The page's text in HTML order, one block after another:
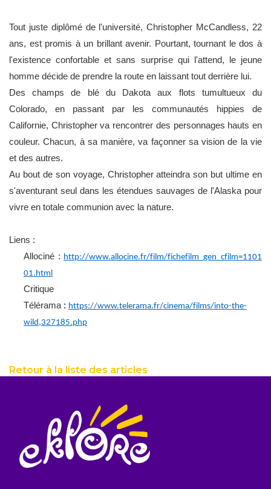
Tout juste diplômé de l'université, Christopher McCandless, 22
ans, est promis à un brillant avenir. Pourtant, tournant le dos à
l'existence confortable et sans surprise qui l'attend, le jeune
homme décide de prendre la route en laissant tout derrière lui.
Des champs de blé du Dakota aux flots tumultueux du
Colorado, en passant par les communautés hippies de
Californie, Christopher va rencontrer des personnages hauts en
couleur. Chacun, à sa manière, va façonner sa vision de la vie
et des autres.
Au bout de son voyage, Christopher atteindra son but ultime en
s'aventurant seul dans les étendues sauvages de l'Alaska pour
vivre en totale communion avec la nature.
Liens :
Allociné : http://www.allocine.fr/film/fichefilm_gen_cfilm=1101
01.html
Critique
Télérama : https://www.telerama.fr/cinema/films/into-the-
wild,327185.php
Retour à la liste des articles